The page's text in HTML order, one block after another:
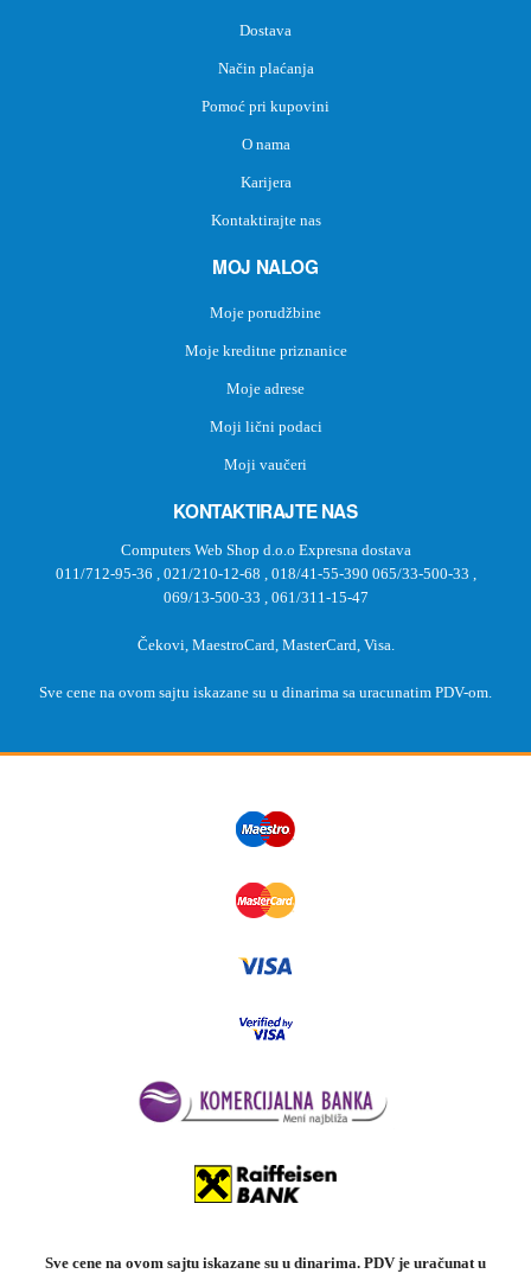
Dostava
Način plaćanja
Pomoć pri kupovini
O nama
Karijera
Kontaktirajte nas
MOJ NALOG
Moje porudžbine
Moje kreditne priznanice
Moje adrese
Moji lični podaci
Moji vaučeri
KONTAKTIRAJTE NAS
Computers Web Shop d.o.o Expresna dostava
011/712-95-36 , 021/210-12-68 , 018/41-55-390 065/33-500-33 ,
069/13-500-33 , 061/311-15-47
Čekovi, MaestroCard, MasterCard, Visa.
Sve cene na ovom sajtu iskazane su u dinarima sa uracunatim PDV-om.
Sve cene na ovom sajtu iskazane su u dinarima. PDV je uračunat u